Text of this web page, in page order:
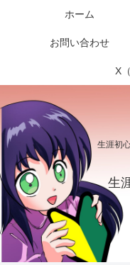
生涯初
生
ホーム
お問い合わせ
X